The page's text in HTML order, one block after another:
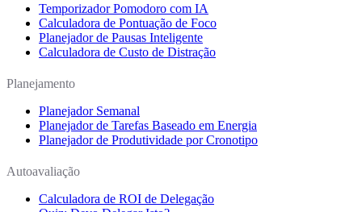
Temporizador Pomodoro com IA
Calculadora de Pontuação de Foco
Planejador de Pausas Inteligente
Calculadora de Custo de Distração
Planejamento
Planejador Semanal
Planejador de Tarefas Baseado em Energia
Planejador de Produtividade por Cronotipo
Autoavaliação
Calculadora de ROI de Delegação